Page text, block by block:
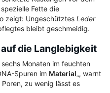
Fette die
zeigt: Ungeschütztes Leder
bleibt geschmeidig.
die Langlebigkeit
Monaten im feuchten
Spuren im Material„, warnt
zu wenig lässt es